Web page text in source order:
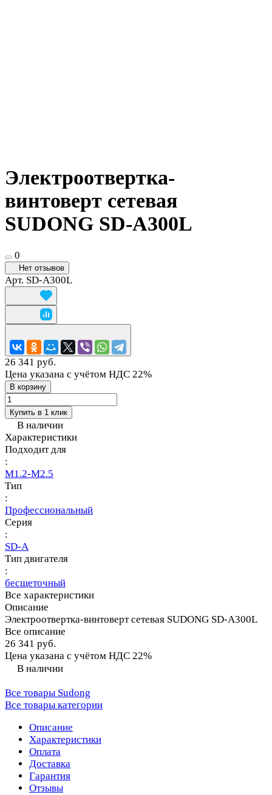
Электроотвертка-
винтоверт сетевая
SUDONG SD-A300L
0
Нет отзывов
Арт. SD-A300L
26 341 руб.
Цена указана с учётом НДС 22%
В корзину
Купить в 1 клик
В наличии
Характеристики
Подходит для
:
M1.2-M2.5
Тип
:
Профессиональный
Серия
:
SD-A
Тип двигателя
:
бесщеточный
Все характеристики
Описание
Электроотвертка-винтоверт сетевая SUDONG SD-A300L
Все описание
26 341 руб.
Цена указана с учётом НДС 22%
В наличии
Все товары Sudong
Все товары категории
Описание
Характеристики
Оплата
Доставка
Гарантия
Отзывы